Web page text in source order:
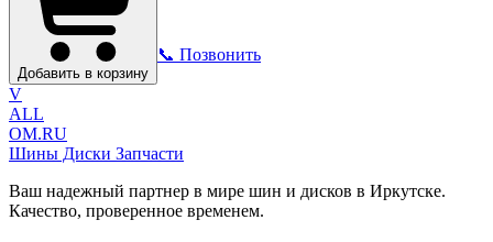
Добавить в корзину
📞 Позвонить
V
ALL
OM.RU
Шины Диски Запчасти
Ваш надежный партнер в мире шин и дисков в Иркутске.
Качество, проверенное временем.